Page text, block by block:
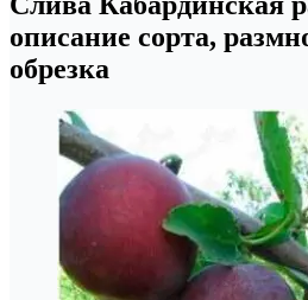
описание сорта,
обрезка